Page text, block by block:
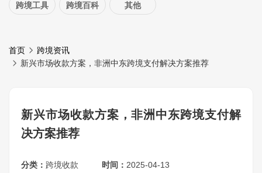
跨境工具 跨境百科 其他
首页
跨境资讯
新兴市场收款方案，非洲中东跨境支付解决方案推荐
新兴市场收款方案，非洲中东跨境支付解
决方案推荐
分类： 跨境收款 时间： 2025-04-13